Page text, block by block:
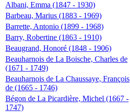
Albani, Emma (1847 - 1930)
Barbeau, Marius (1883 - 1969)
Barrette, Antonio (1899 - 1968)
Barry, Robertine (1863 - 1910)
Beaugrand, Honoré (1848 - 1906)
Beauharnois de La Boische, Charles de
(1671 - 1749)
Beauharnois de La Chaussaye, François
de (1665 - 1746)
Bégon de La Picardière, Michel (1667 -
1747)